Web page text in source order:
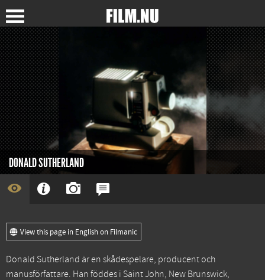
DONALD SUTHERLAND
View this page in English on Filmanic
Donald Sutherland är en skådespelare, producent och
manusförfattare. Han föddes i Saint John, New Brunswick,